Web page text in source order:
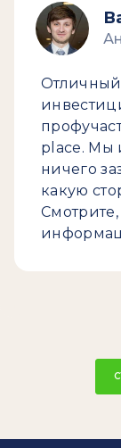
Отличный
place. Мы
ничего
какую
Смотрите,